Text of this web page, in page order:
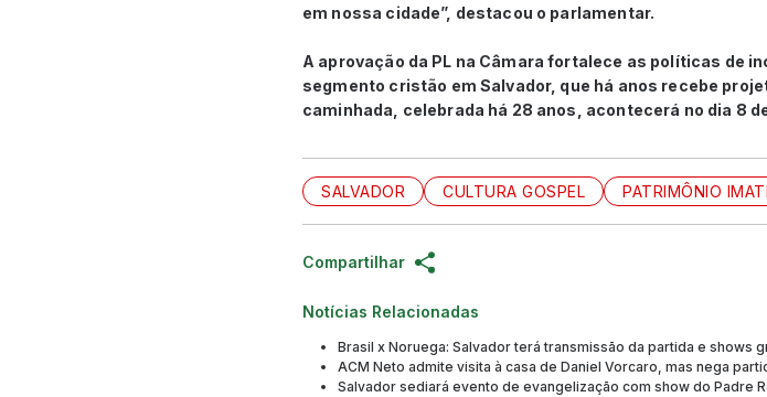
em nossa cidade”, destacou o parlamentar.
A aprovação da PL na Câmara fortalece as políticas de
segmento cristão em Salvador, que há anos recebe
caminhada, celebrada há 28 anos, acontecerá no dia 8
SALVADOR CULTURA GOSPEL PATRIMÔNIO
Compartilhar
Notícias Relacionadas
Brasil x Noruega: Salvador terá transmissão da partida e shows
ACM Neto admite visita à casa de Daniel Vorcaro, mas nega
Salvador sediará evento de evangelização com show do Padre